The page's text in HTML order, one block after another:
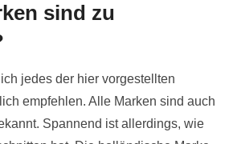
sind zu
jedes der hier vorgestellten
empfehlen. Alle Marken sind auch
Spannend ist allerdings, wie